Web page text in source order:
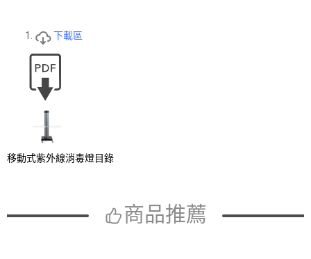
下載區
移動式紫外線消毒燈目錄
商品推薦